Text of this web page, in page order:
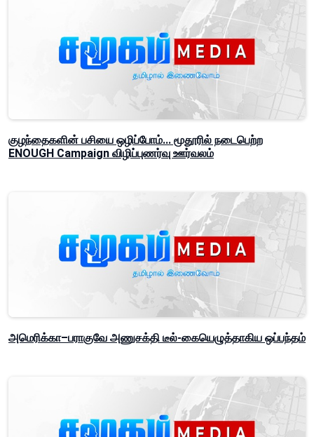
குழந்தைகளின் பசியை ஒழிப்போம்... மூதூரில் நடைபெற்ற
ENOUGH Campaign விழிப்புணர்வு ஊர்வலம்
அமெரிக்கா–பராகுவே அணுசக்தி டீல்-கையெழுத்தாகிய ஒப்பந்தம்